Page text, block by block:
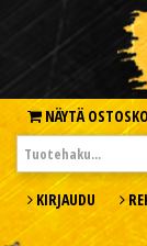
NÄYTÄ
KIRJAUDU